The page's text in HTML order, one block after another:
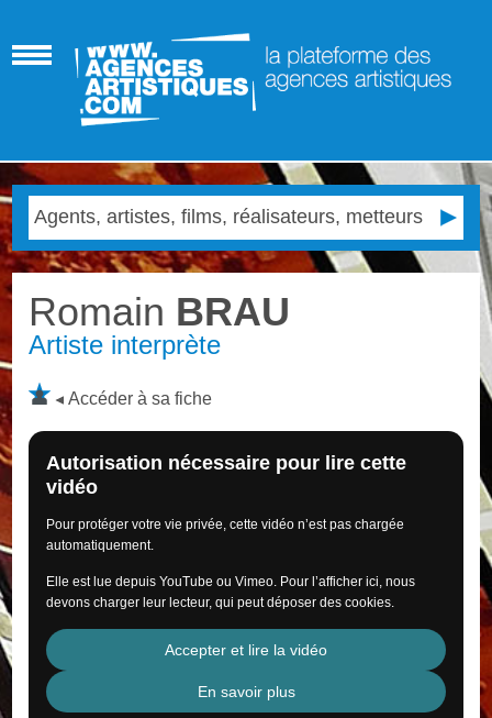
Romain BRAU
Artiste interprète
Accéder à sa fiche
Autorisation nécessaire pour lire cette
vidéo
Pour protéger votre vie privée, cette vidéo n’est pas chargée
automatiquement.
Elle est lue depuis YouTube ou Vimeo. Pour l’afficher ici, nous
devons charger leur lecteur, qui peut déposer des cookies.
Accepter et lire la vidéo
En savoir plus